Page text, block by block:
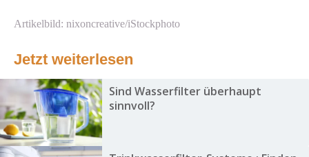
Artikelbild: nixoncreative/iStockphoto
Jetzt weiterlesen
Sind Wasserfilter überhaupt
sinnvoll?